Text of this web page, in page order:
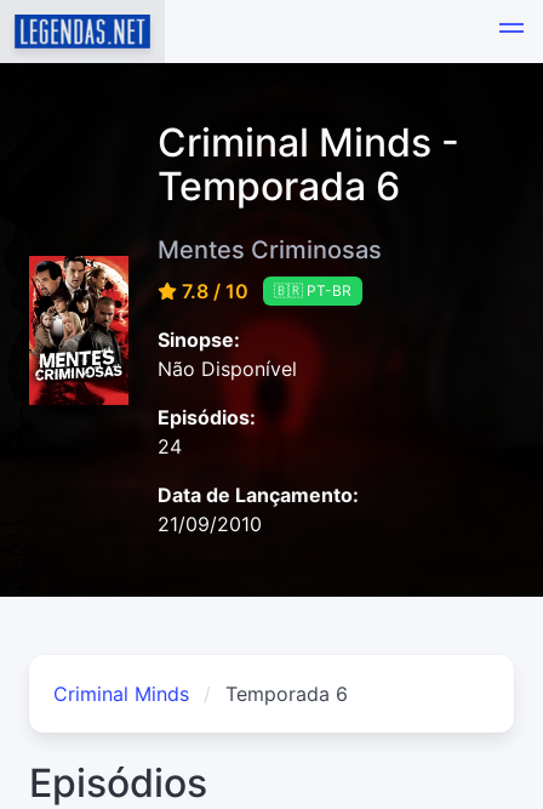
Criminal Minds -
Temporada 6
Mentes Criminosas
7.8 / 10 🇧🇷 PT-BR
Sinopse:
Não Disponível
Episódios:
24
Data de Lançamento:
21/09/2010
Criminal Minds Temporada 6
Episódios